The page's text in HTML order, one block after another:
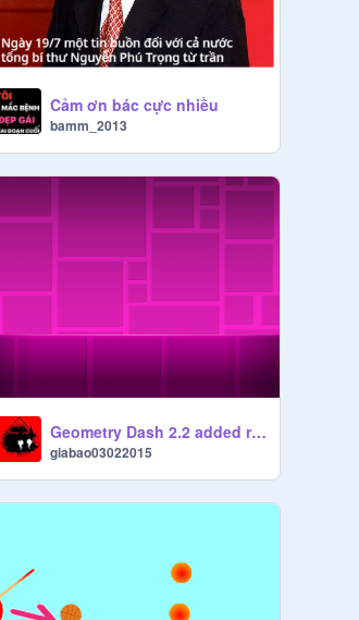
Cảm ơn bác cực nhiều
bamm_2013
Geometry Dash 2.2 added remix remix
giabao03022015